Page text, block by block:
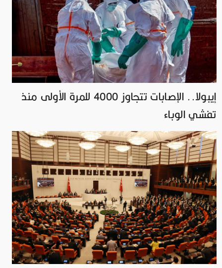
إيبولا.. الإصابات تتجاوز 4000 للمرة الأولى منذ
تفشي الوباء